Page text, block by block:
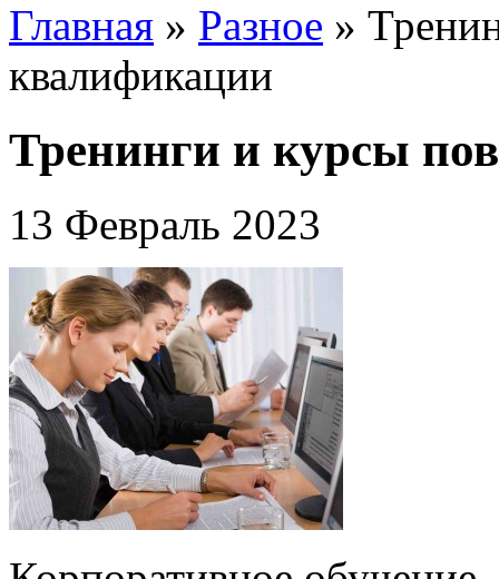
Главная » Разное »
квалификации
Тренинги и курсы
13 Февраль 2023